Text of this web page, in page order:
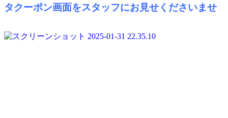
タクーポン画面をスタッフにお見せくださいませ